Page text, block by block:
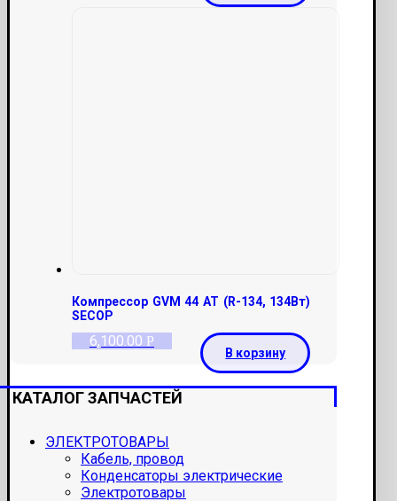
Компрессор GVM 44 AT (R-134, 134Вт)
SECOP
6,100.00 Р
В корзину
КАТАЛОГ ЗАПЧАСТЕЙ
ЭЛЕКТРОТОВАРЫ
Кабель, провод
Конденсаторы электрические
Электротовары